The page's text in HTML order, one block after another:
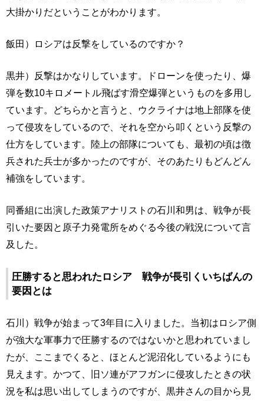
大掛かりだということがわかります。
飯田）ロシアは反撃をしているのですか？
黒井）反撃はかなりしています。ドローンを使ったり、爆
弾を数10キロメートル飛ばす滑空爆弾というものを多用し
ています。どちらかと言うと、ウクライナは地上部隊を使
って侵攻をしているので、それを空から叩くという反撃の
仕方をしています。陸上の部隊についても、最初の頃は徴
兵された兵士が多かったのですが、そのあたりもどんどん
補強をしています。
同番組に出演した政策アナリストの石川和男は、戦争が長
引いた要因と原子力発電所をめぐる今後の戦況について言
及した。
圧勝すると思われたロシア 戦争が長引くいちばんの
要因とは
石川）戦争が始まって3年目に入りました。当初はロシア側
が強大な軍事力で圧勝するのではないかと思われていまし
たが、ここまでくると、ほとんど泥沼化しているようにも
見えます。かつて、旧ソ連がアフガンに侵攻したときの状
況を私は思い出してしまうのですが、黒井さんの目から見